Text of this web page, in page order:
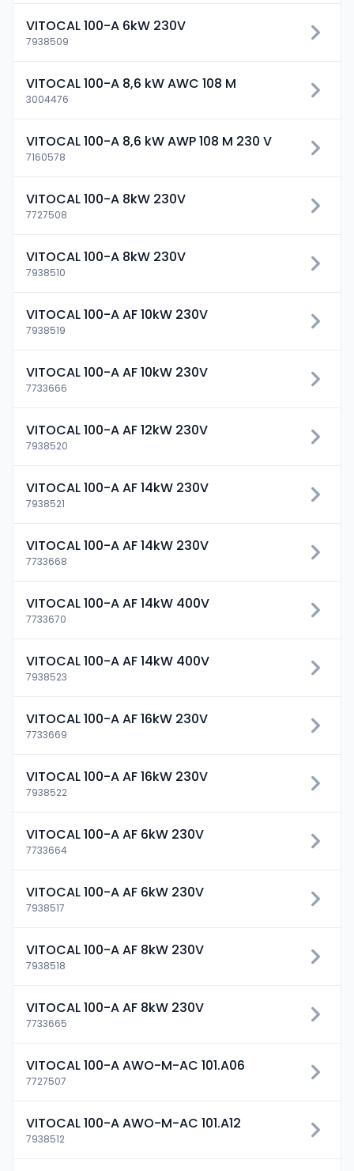
VITOCAL 100-A 6kW 230V
7938509
VITOCAL 100-A 8,6 kW AWC 108 M
3004476
VITOCAL 100-A 8,6 kW AWP 108 M 230 V
7160578
VITOCAL 100-A 8kW 230V
7727508
VITOCAL 100-A 8kW 230V
7938510
VITOCAL 100-A AF 10kW 230V
7938519
VITOCAL 100-A AF 10kW 230V
7733666
VITOCAL 100-A AF 12kW 230V
7938520
VITOCAL 100-A AF 14kW 230V
7938521
VITOCAL 100-A AF 14kW 230V
7733668
VITOCAL 100-A AF 14kW 400V
7733670
VITOCAL 100-A AF 14kW 400V
7938523
VITOCAL 100-A AF 16kW 230V
7733669
VITOCAL 100-A AF 16kW 230V
7938522
VITOCAL 100-A AF 6kW 230V
7733664
VITOCAL 100-A AF 6kW 230V
7938517
VITOCAL 100-A AF 8kW 230V
7938518
VITOCAL 100-A AF 8kW 230V
7733665
VITOCAL 100-A AWO-M-AC 101.A06
7727507
VITOCAL 100-A AWO-M-AC 101.A12
7938512